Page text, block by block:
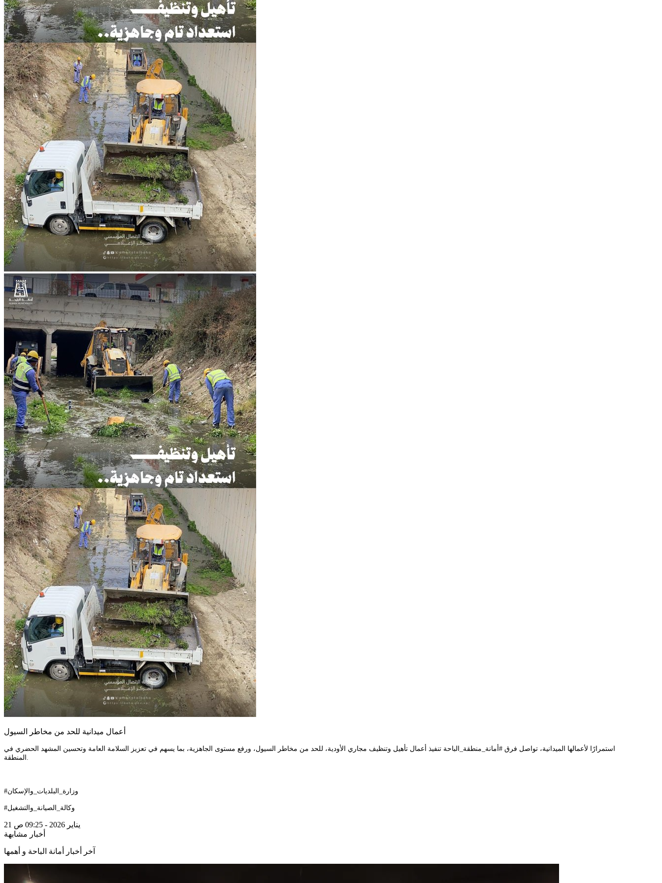
أعمال ميدانية للحد من مخاطر السيول
استمرارًا لأعمالها الميدانية، تواصل فرق #أمانة_منطقة_الباحة تنفيذ أعمال تأهيل وتنظيف مجاري الأودية، للحد من مخاطر السيول، ورفع مستوى الجاهزية، بما يسهم في تعزيز السلامة العامة وتحسين المشهد الحضري في
المنطقة.
#وزارة_البلديات_والإسكان
#وكالة_الصيانة_والتشغيل
21 يناير 2026 - 09:25 ص
أخبار مشابهة
آخر أخبار أمانة الباحة و أهمها